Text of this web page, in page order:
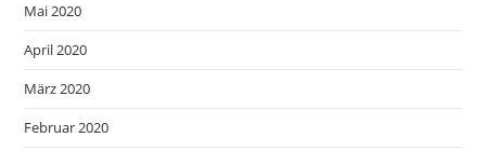
Mai 2020
April 2020
März 2020
Februar 2020